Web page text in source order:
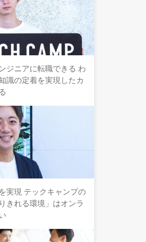
ジニアに転職できる わ
識の定着を実現したカ
実現 テックキャンプの
きれる環境」はオンラ